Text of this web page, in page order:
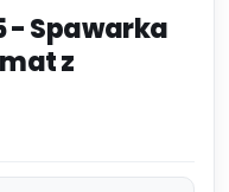
- Spawarka
z